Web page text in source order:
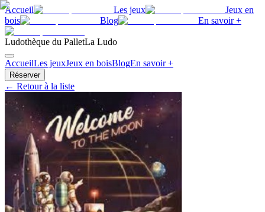
Accueil Les jeux
Jeux en
bois
Blog En savoir +
Ludothèque du PalletLa Ludo
AccueilLes jeuxJeux en boisBlogEn savoir +
Réserver
← Retour à la liste